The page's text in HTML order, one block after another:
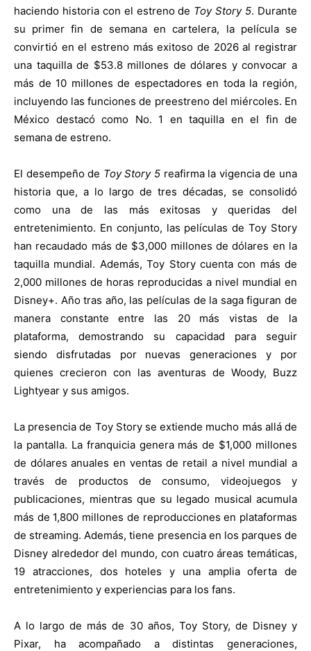
haciendo historia con el estreno de Toy Story 5. Durante
su primer fin de semana en cartelera, la película se
convirtió en el estreno más exitoso de 2026 al registrar
una taquilla de $53.8 millones de dólares y convocar a
más de 10 millones de espectadores en toda la región,
incluyendo las funciones de preestreno del miércoles. En
México destacó como No. 1 en taquilla en el fin de
semana de estreno.
El desempeño de Toy Story 5 reafirma la vigencia de una
historia que, a lo largo de tres décadas, se consolidó
como una de las más exitosas y queridas del
entretenimiento. En conjunto, las películas de Toy Story
han recaudado más de $3,000 millones de dólares en la
taquilla mundial. Además, Toy Story cuenta con más de
2,000 millones de horas reproducidas a nivel mundial en
Disney+. Año tras año, las películas de la saga figuran de
manera constante entre las 20 más vistas de la
plataforma, demostrando su capacidad para seguir
siendo disfrutadas por nuevas generaciones y por
quienes crecieron con las aventuras de Woody, Buzz
Lightyear y sus amigos.
La presencia de Toy Story se extiende mucho más allá de
la pantalla. La franquicia genera más de $1,000 millones
de dólares anuales en ventas de retail a nivel mundial a
través de productos de consumo, videojuegos y
publicaciones, mientras que su legado musical acumula
más de 1,800 millones de reproducciones en plataformas
de streaming. Además, tiene presencia en los parques de
Disney alrededor del mundo, con cuatro áreas temáticas,
19 atracciones, dos hoteles y una amplia oferta de
entretenimiento y experiencias para los fans.
A lo largo de más de 30 años, Toy Story, de Disney y
Pixar, ha acompañado a distintas generaciones,